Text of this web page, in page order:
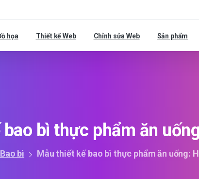
họa Thiết kế Web Chỉnh sửa Web Sản phẩm
bao bì thực phẩm ăn
Bao bì Mẫu thiết kế bao bì thực phẩm ăn uống: